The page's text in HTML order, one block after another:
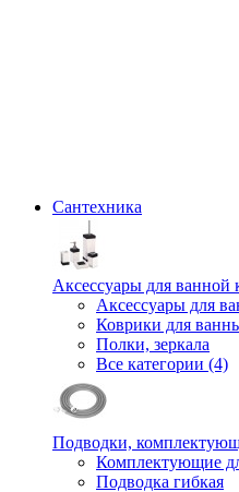
Сантехника
Аксессуары для ванной
Аксессуары для
Коврики для
Полки, зеркала
Все категории (4)
Подводки,
Комплектующие
Подводка гибкая